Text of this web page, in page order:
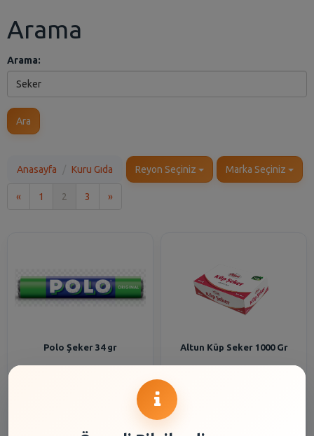
Arama
Arama:
Ara
Anasayfa Kuru Gıda Reyon Seçiniz Marka Seçiniz
« 1 2 3 »Son
Polo Şeker 34 gr Altun Küp Seker 1000 Gr